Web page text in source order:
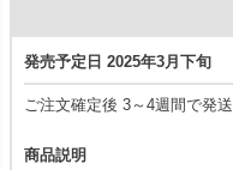
発売予定日 2025年3月下旬
ご注文確定後 3～4週間で発送
商品説明